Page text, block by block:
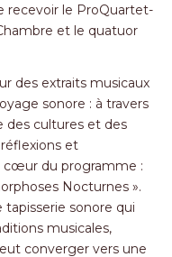
recevoir le ProQuartet-
et le quatuor
des extraits musicaux
sonore : à travers
des cultures et des
et
cœur du programme :
Nocturnes ».
sonore qui
musicales,
converger vers une